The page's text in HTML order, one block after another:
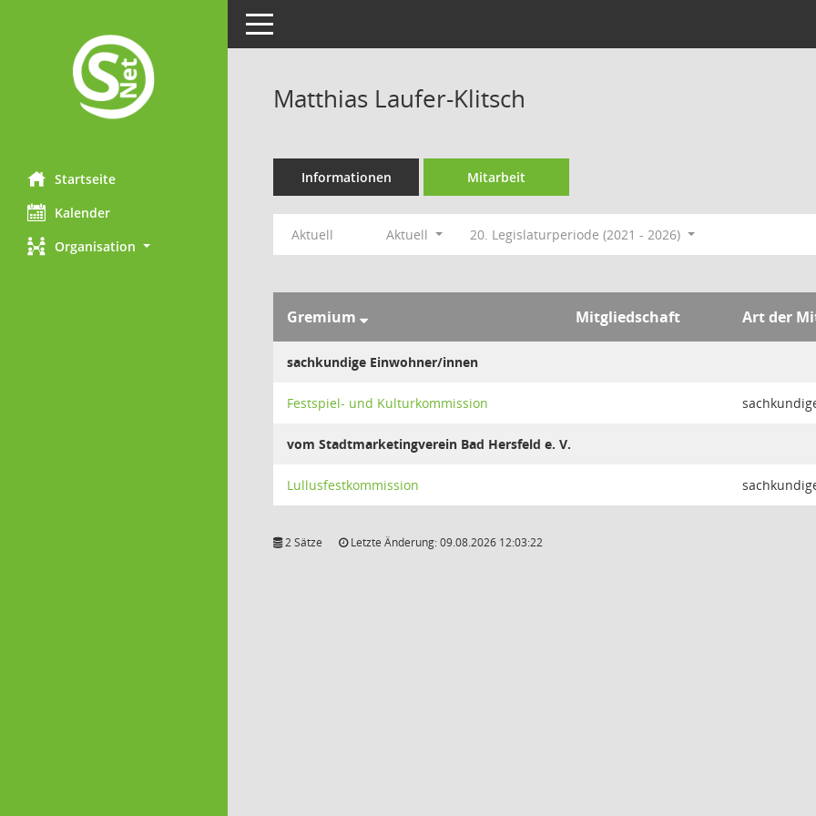
Startseite
Kalender
Organisation
Toggle navigation
Matthias Laufer-Klitsch
Informationen Mitarbeit
Aktuell Aktuell 20. Legislaturperiode (2021 - 2026)
Gremium Mitgliedschaft Art der
sachkundige Einwohner/innen
Festspiel- und Kulturkommission
vom Stadtmarketingverein Bad Hersfeld e. V.
Lullusfestkommission
2 Sätze Letzte Änderung: 09.08.2026 12:03:22